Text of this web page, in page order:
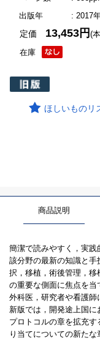
出版年
: 2017
在庫
定価 13,453円(
ほしいものリ
商品説明
簡潔で読みやすく，実践
該分野の最新の知識と
択，移植，術後管理，
の重要な側面に焦点を当
外科医，研究者や看護師
新版では，開発途上国に
プロトコルの章を拡充
り当てについての新た